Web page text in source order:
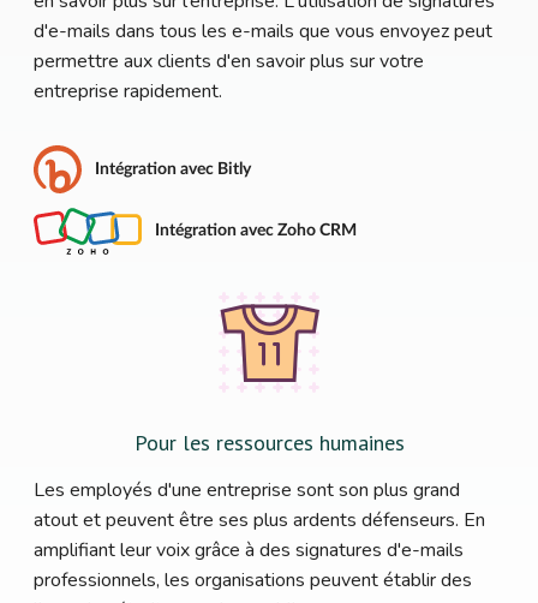
d'e-mails dans tous les e-mails que vous envoyez peut
permettre aux clients d'en savoir plus sur votre
entreprise rapidement.
Intégration avec Bitly
Intégration avec Zoho CRM
Pour les ressources humaines
Les employés d'une entreprise sont son plus grand
atout et peuvent être ses plus ardents défenseurs. En
amplifiant leur voix grâce à des signatures d'e-mails
professionnels, les organisations peuvent établir des